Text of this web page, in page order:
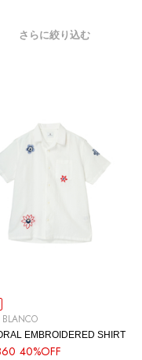
さらに絞り込む
BLANCO
EMBROIDERED SHIRT
40%OFF